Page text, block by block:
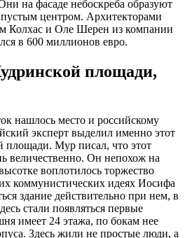
на фасаде небоскреба образуют
центром. Архитекторами
Колхас и Оле Шерен из компании
в 600 миллионов евро.
площади,
нашлось место и российскому
эксперт выделил именно этот
площади. Мур писал, что этот
величественно. Он непохож на
воплотилось торжество
коммунистических идеях Иосифа
здание действительно при нем, в
стали появляться первые
имеет 24 этажа, по бокам нее
Здесь жили не простые люди, а